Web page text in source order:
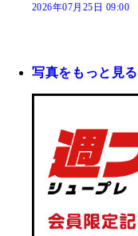
2026年07月25日 09:00
写真をもっと見る